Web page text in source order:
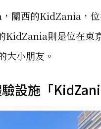
關西的KidZania，
KidZania則是位在東
大小朋友。
設施「